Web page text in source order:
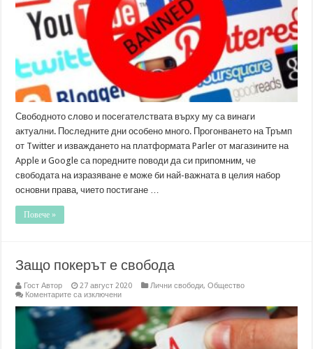
Свободното слово и посегателствата върху му са винаги
актуални. Последните дни особено много. Прогонването на Тръмп
от Twitter и изваждането на платформата Parler от магазините на
Apple и Google са поредните поводи да си припомним, че
свободата на изразяване е може би най-важната в целия набор
основни права, чието постигане …
Повече »
Защо покерът е свобода
Гост Автор 27 август 2020 Лични свободи,Общество
Коментарите са изключениза
покерът
е
свобода